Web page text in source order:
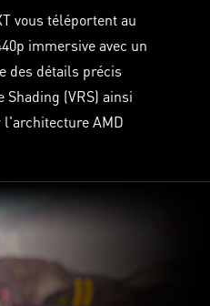
vous téléportent au
immersive avec un
des détails précis
(VRS) ainsi
AMD